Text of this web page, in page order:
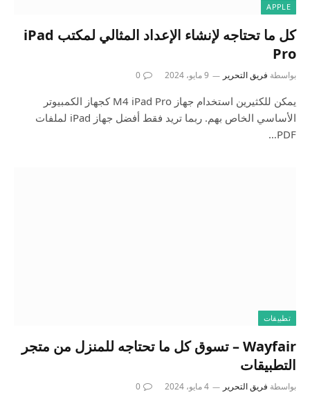
APPLE
كل ما تحتاجه لإنشاء الإعداد المثالي لمكتب iPad
Pro
بواسطة فريق التحرير 9 مايو، 2024 0
يمكن للكثيرين استخدام جهاز M4 iPad Pro كجهاز الكمبيوتر
الأساسي الخاص بهم. ربما تريد فقط أفضل جهاز iPad لملفات
PDF…
تطبيقات
‏Wayfair – تسوق كل ما تحتاجه للمنزل من متجر
التطبيقات
بواسطة فريق التحرير 4 مايو، 2024 0